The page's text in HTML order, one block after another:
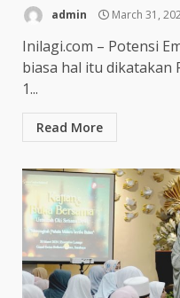
admin March 31,
Inilagi.com – Potensi
biasa hal itu dikatakan
1...
Read More